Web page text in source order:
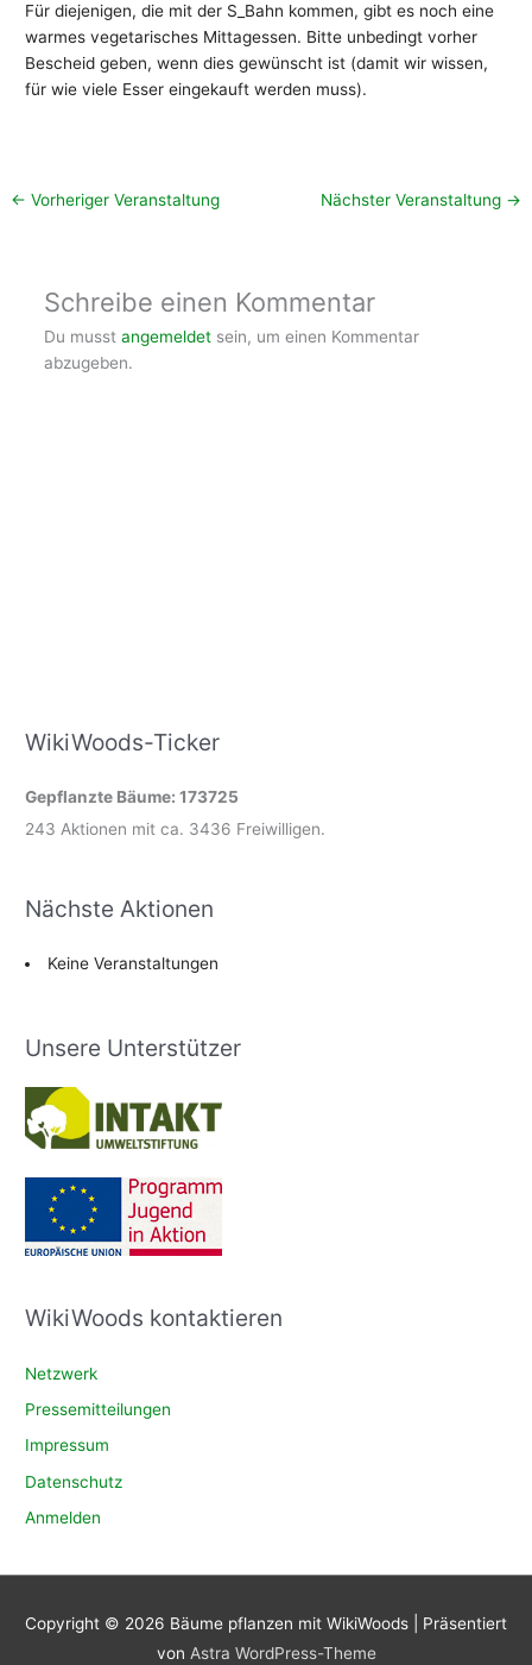
Für diejenigen, die mit der S_Bahn kommen, gibt es noch eine
warmes vegetarisches Mittagessen. Bitte unbedingt vorher
Bescheid geben, wenn dies gewünscht ist (damit wir wissen,
für wie viele Esser eingekauft werden muss).
← Vorheriger Veranstaltung Nächster Veranstaltung →
Schreibe einen Kommentar
Du musst angemeldetsein, um einen Kommentar
abzugeben.
WikiWoods-Ticker
Gepflanzte Bäume: 173725
243 Aktionen mit ca. 3436 Freiwilligen.
Nächste Aktionen
Keine Veranstaltungen
Unsere Unterstützer
WikiWoods kontaktieren
Netzwerk
Pressemitteilungen
Impressum
Datenschutz
Anmelden
Copyright © 2026 Bäume pflanzen mit WikiWoods | Präsentiert
von Astra WordPress-Theme